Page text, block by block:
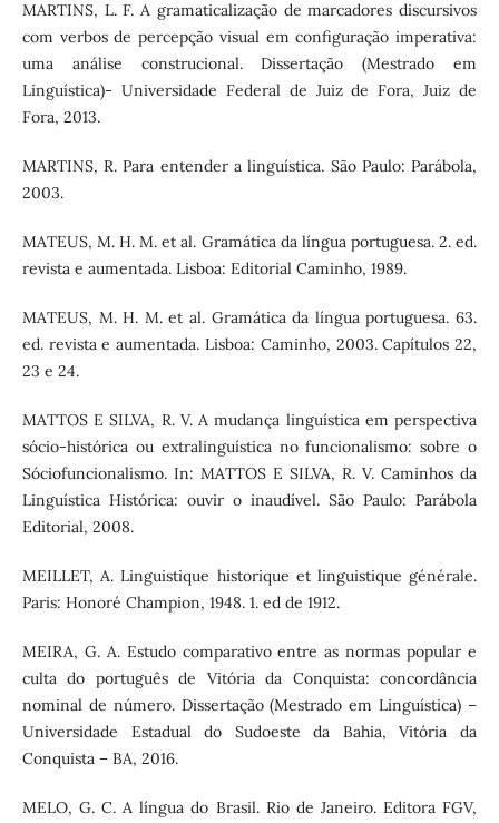
MARTINS, L. F. A gramaticalização de marcadores discursivos
com verbos de percepção visual em configuração imperativa:
uma análise construcional. Dissertação (Mestrado em
Linguística)- Universidade Federal de Juiz de Fora, Juiz de
Fora, 2013.
MARTINS, R. Para entender a linguística. São Paulo: Parábola,
2003.
MATEUS, M. H. M. et al. Gramática da língua portuguesa. 2. ed.
revista e aumentada. Lisboa: Editorial Caminho, 1989.
MATEUS, M. H. M. et al. Gramática da língua portuguesa. 63.
ed. revista e aumentada. Lisboa: Caminho, 2003. Capítulos 22,
23 e 24.
MATTOS E SILVA, R. V. A mudança linguística em perspectiva
sócio-histórica ou extralinguística no funcionalismo: sobre o
Sóciofuncionalismo. In: MATTOS E SILVA, R. V. Caminhos da
Linguística Histórica: ouvir o inaudível. São Paulo: Parábola
Editorial, 2008.
MEILLET, A. Linguistique historique et linguistique générale.
Paris: Honoré Champion, 1948. 1. ed de 1912.
MEIRA, G. A. Estudo comparativo entre as normas popular e
culta do português de Vitória da Conquista: concordância
nominal de número. Dissertação (Mestrado em Linguística) –
Universidade Estadual do Sudoeste da Bahia, Vitória da
Conquista – BA, 2016.
MELO, G. C. A língua do Brasil. Rio de Janeiro. Editora FGV,